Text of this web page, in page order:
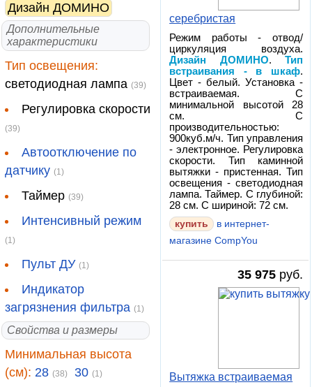
Дизайн ДОМИНО
Дополнительные
характеристики
Тип освещения:
светодиодная лампа (39)
Регулировка скорости
(39)
Автоотключение по
датчику (1)
Таймер (39)
Интенсивный режим
(1)
Пульт ДУ (1)
Индикатор
загрязнения фильтра (1)
Свойства и размеры
Минимальная высота
(см): 28 (38) 30 (1)
серебристая
Режим работы - отвод/
циркуляция воздуха.
Дизайн ДОМИНО.Тип
встраивания - в шкаф.
Цвет - белый. Установка -
встраиваемая. С
минимальной высотой 28
см. С
производительностью:
900куб.м/ч. Тип управления
- электронное. Регулировка
скорости. Тип каминной
вытяжки - пристенная. Тип
освещения - светодиодная
лампа. Таймер. С глубиной:
28 см. С шириной: 72 см.
купить
в интернет-
магазине CompYou
35 975 руб.
Вытяжка встраиваемая